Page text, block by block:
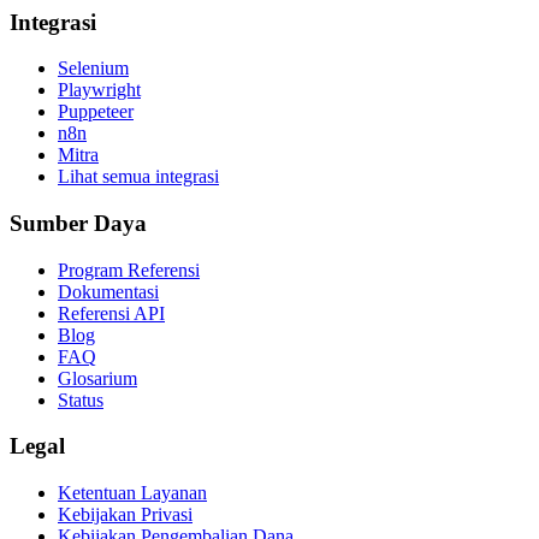
Integrasi
Selenium
Playwright
Puppeteer
n8n
Mitra
Lihat semua integrasi
Sumber Daya
Program Referensi
Dokumentasi
Referensi API
Blog
FAQ
Glosarium
Status
Legal
Ketentuan Layanan
Kebijakan Privasi